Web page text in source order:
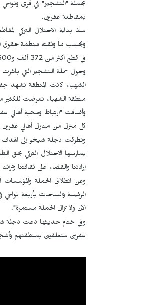
بحملة "التشجير" في قرى ونواحي
بمقاطعة عفرين.
وبحسب ما وثقته منظمة حقوق
في قطع أكثر من 372 ألف و500 شجرة زيتون وحراجية والاتجار بحطبها.
وحول حملة التشجير التي باشرت
الشهباء كانت المنطقة تشهد
منطقة الشهباء تعرضت للكثير
وأضافت "ارتباط ومحبة أهالي
كل منزل من منازل أهالي
وتطرقت دجلة شيخو إلى الهدف
يمارسها الاحتلال التركي بحق
إرادتنا والقضاء على ثقافتنا
وعن انطلاق الحملة والمؤسسات
الآن ولا تزال الحملة مستمرة".
وفي ختام حديثها دعت دجلة شيخو
عفرين متعلقين بمنطقتهم